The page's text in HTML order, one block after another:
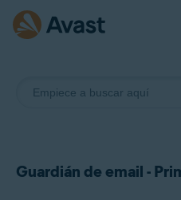
Guardián de email -